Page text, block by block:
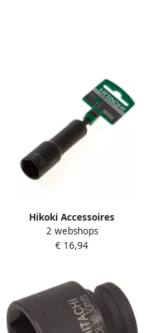
Hikoki Accessoires
Hoekdopsleutel 19 Mm
750340
2 webshops
€ 16,94